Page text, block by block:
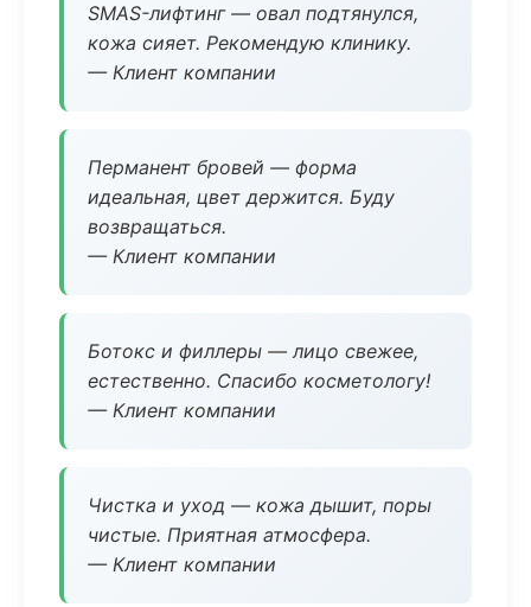
SMAS-лифтинг — овал подтянулся,
кожа сияет. Рекомендую клинику.
— Клиент компании
Перманент бровей — форма
идеальная, цвет держится. Буду
возвращаться.
— Клиент компании
Ботокс и филлеры — лицо свежее,
естественно. Спасибо косметологу!
— Клиент компании
Чистка и уход — кожа дышит, поры
чистые. Приятная атмосфера.
— Клиент компании